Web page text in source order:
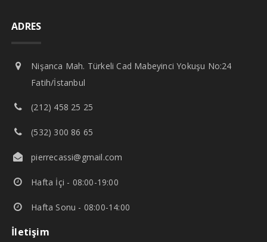
ADRES
Nişanca Mah. Türkeli Cad Mabeyinci Yokuşu No:24
Fatih/İstanbul
(212) 458 25 25
(532) 300 86 65
pierrecassi@gmail.com
Hafta İçi - 08:00-19:00
Hafta Sonu - 08:00-14:00
İletişim